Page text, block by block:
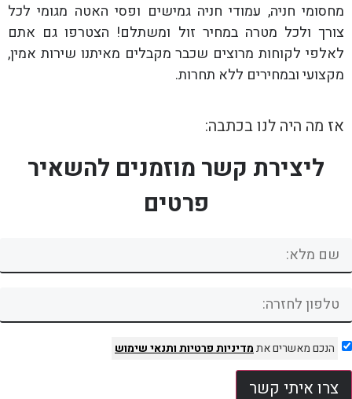
מחסומי חניה, עמודי חניה גמישים ופסי האטה מגומי לכל
צורך ולכל מטרה במחיר זול ומשתלם! הצטרפו גם אתם
לאלפי לקוחות מרוצים שכבר מקבלים מאיתנו שירות אמין,
מקצועי ובמחירים ללא תחרות.
אז מה היה לנו בכתבה:
ליצירת קשר מוזמנים להשאיר
פרטים
הנכם מאשרים אתמדיניות פרטיותותנאי שימוש
צרו איתי קשר